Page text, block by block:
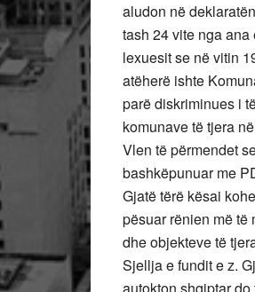
aludon në
tash 24 vite nga
lexuesit se në vitin
atëherë ishte
parë diskriminues i
komunave të tjera
Vlen të përmendet
bashkëpunuar me
Gjatë tërë kësai
pësuar rënien më të
dhe objekteve të
Sjellja e fundit e z.